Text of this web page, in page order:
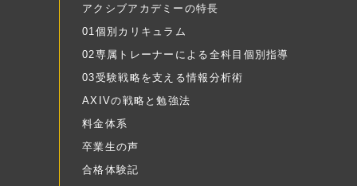
アクシブアカデミーの特長
01個別カリキュラム
02専属トレーナーによる全科目個別指導
03受験戦略を支える情報分析術
AXIVの戦略と勉強法
料金体系
卒業生の声
合格体験記